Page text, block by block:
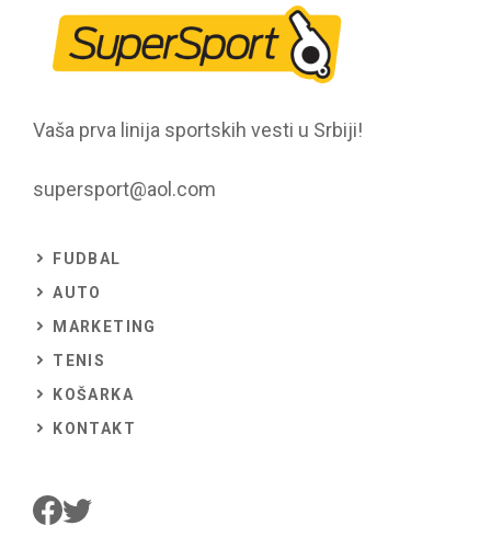
Vaša prva linija sportskih vesti u Srbiji!
supersport@aol.com
FUDBAL
AUTO
MARKETING
TENIS
KOŠARKA
KONTAKT